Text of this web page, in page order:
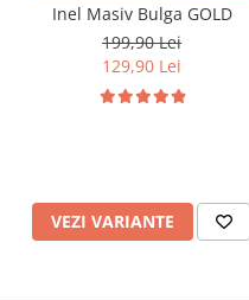
Inel Masiv Bulga GOLD
199,90 Lei
129,90 Lei
VEZI VARIANTE